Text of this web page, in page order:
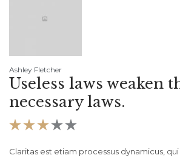
Ashley Fletcher
Useless laws weaken
necessary laws.

Claritas est etiam processus dynamicus,